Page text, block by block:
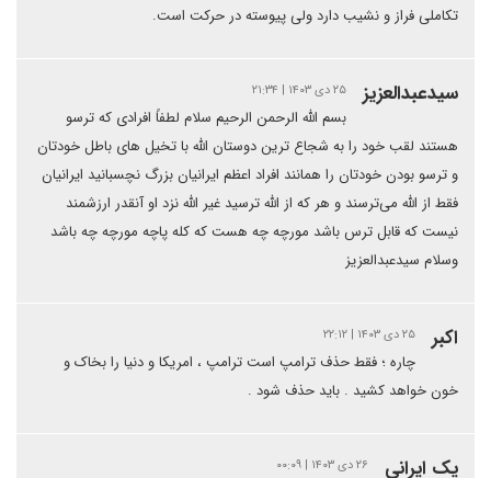
تکاملی فراز و نشیب دارد ولی پیوسته در حرکت است.
سیدعبدالعزیز ۲۵ دی ۱۴۰۳ | ۲۱:۳۴
بسم الله الرحمن الرحیم سلام لطفاً افرادی که ترسو
هستند لقب خود را به شجاع ترین دوستان الله با تخیل های باطل خودتان
و ترسو بودن خودتان را همانند افراد اعظم ایرانیان بزرگ نچسبانید ایرانیان
فقط از الله می‌ترسند و هر که از الله ترسید غیر الله نزد او آنقدر ارزشمند
نیست که قابل ترس باشد مورچه چه هست که کله پاچه مورچه چه باشد
وسلام سیدعبدالعزیز
اکبر ۲۵ دی ۱۴۰۳ | ۲۲:۱۲
چاره ؛ فقط حذف ترامپ است ترامپ ، امریکا و دنیا را بخاک و
خون خواهد کشید . باید حذف شود .
یک ایرانی ۲۶ دی ۱۴۰۳ | ۰۰:۰۹